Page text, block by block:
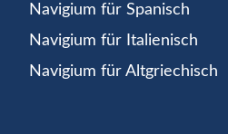
Navigium für Spanisch
Navigium für Italienisch
Navigium für Altgriechisch